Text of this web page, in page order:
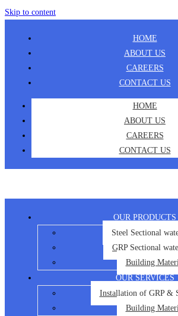
Skip to content
HOME
ABOUT US
CAREERS
CONTACT US
HOME
ABOUT US
CAREERS
CONTACT US
OUR PRODUCTS
Steel Sectional
GRP Sectional
Building
OUR SERVICES
Installation of GRP &
Building